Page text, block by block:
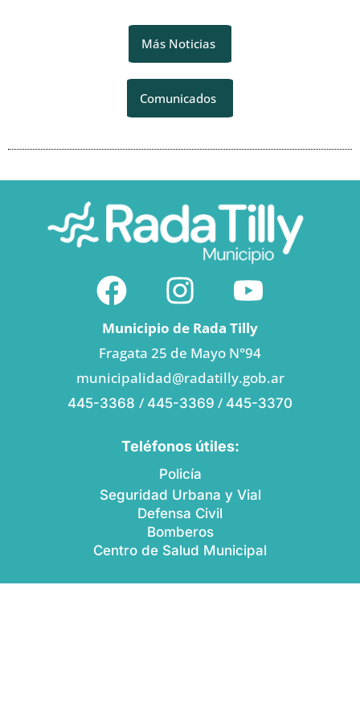
Más Noticias
Comunicados
Municipio de Rada Tilly
Fragata 25 de Mayo N°94
municipalidad@radatilly.gob.ar
445-3368 / 445-3369 / 445-3370
Teléfonos útiles:
Policía
Seguridad Urbana y Vial
Defensa Civil
Bomberos
Centro de Salud Municipal